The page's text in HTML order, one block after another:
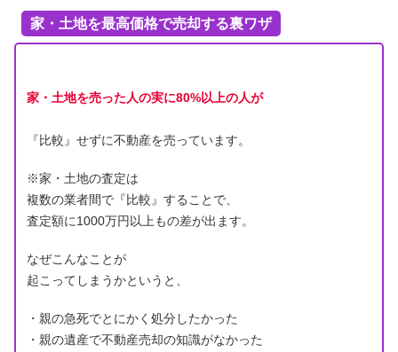
家・土地を最高価格で売却する裏ワザ
家・土地を売った人の実に80%以上の人が
『比較』せずに不動産を売っています。
※家・土地の査定は
複数の業者間で『比較』することで、
査定額に1000万円以上もの差が出ます。
なぜこんなことが
起こってしまうかというと、
・親の急死でとにかく処分したかった
・親の遺産で不動産売却の知識がなかった